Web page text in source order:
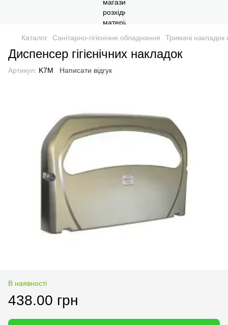
Каталог Санітарно-гігієнічне обладнання Тримачі накладок
Диспенсер гігієнічних накладок
Артикул: K7M Написати відгук
В наявності
438.00 грн